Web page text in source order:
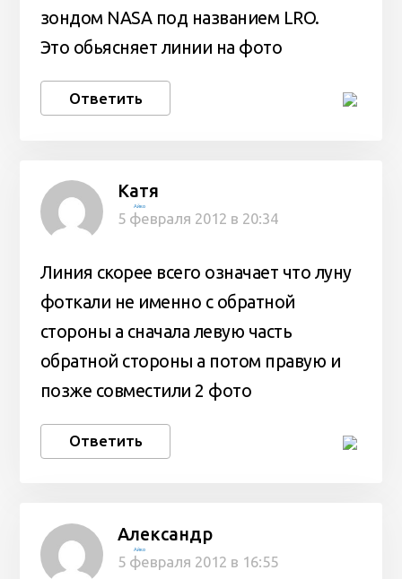
зондом NASA под названием LRO.
Это обьясняет линии на фото
Ответить
Катя
Айко
5 февраля 2012 в 20:34
Линия скорее всего означает что луну
фоткали не именно с обратной
стороны а сначала левую часть
обратной стороны а потом правую и
позже совместили 2 фото
Ответить
Александр
Айко
5 февраля 2012 в 16:55